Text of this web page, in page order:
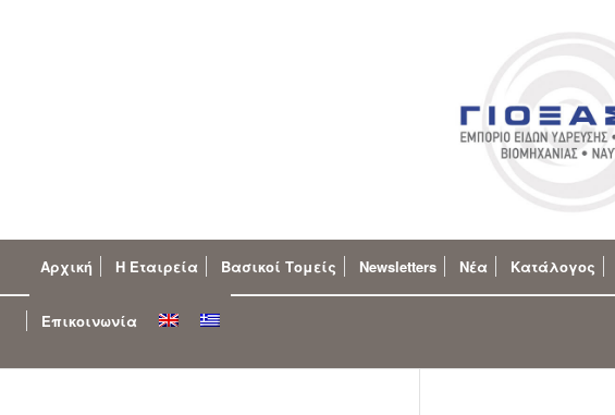
Αρχική Η Εταιρεία Βασικοί Τομείς Newsletters Νέα Κατάλογος
Επικοινωνία